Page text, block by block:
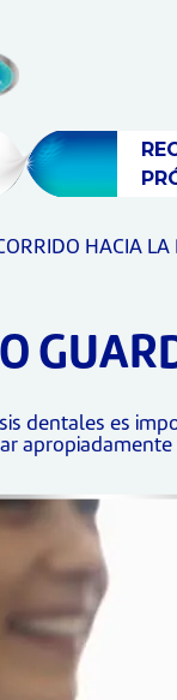
HACIA LA
dentales es